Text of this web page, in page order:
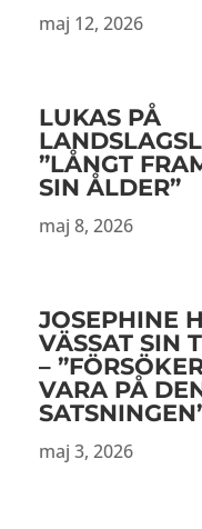
maj 12, 2026
LUKAS PÅ
”LÅNGT
SIN ÅLDER”
maj 8, 2026
JOSEPHINE
VÄSSAT SIN
–
VARA PÅ
maj 3, 2026